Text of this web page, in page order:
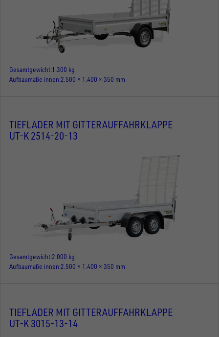
Gesamtgewicht 1.300 kg
Aufbaumaße innen 2.500 × 1.400 × 350 mm
TIEFLADER MIT GITTERAUFFAHRKLAPPE
UT-K 2514-20-13
Gesamtgewicht 2.000 kg
Aufbaumaße innen 2.500 × 1.400 × 350 mm
TIEFLADER MIT GITTERAUFFAHRKLAPPE
UT-K 3015-13-14